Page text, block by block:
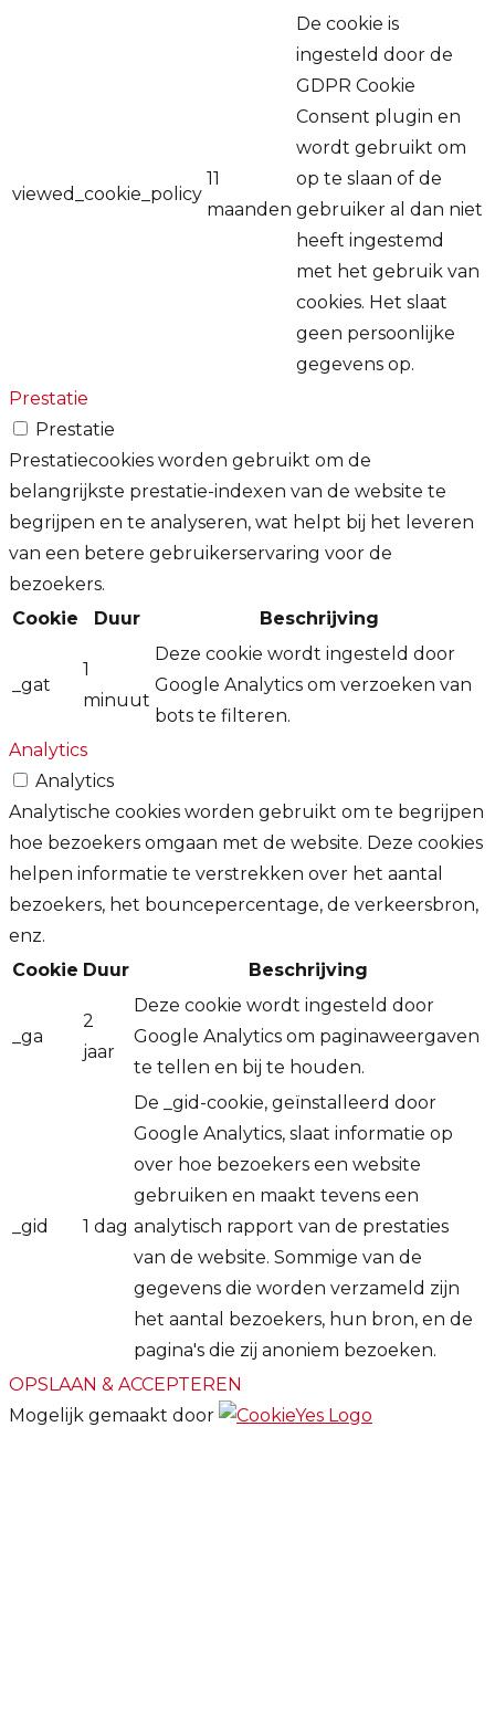
viewed_cookie_policy
11
maanden
De cookie is
ingesteld door de
GDPR Cookie
Consent plugin en
wordt gebruikt om
op te slaan of de
gebruiker al dan niet
heeft ingestemd
met het gebruik van
cookies. Het slaat
geen persoonlijke
gegevens op.
Prestatie
Prestatie
Prestatiecookies worden gebruikt om de
belangrijkste prestatie-indexen van de website te
begrijpen en te analyseren, wat helpt bij het leveren
van een betere gebruikerservaring voor de
bezoekers.
Cookie
Duur Beschrijving
_gat
1
minuut
Deze cookie wordt ingesteld door
Google Analytics om verzoeken van
bots te filteren.
Analytics
Analytics
Analytische cookies worden gebruikt om te begrijpen
hoe bezoekers omgaan met de website. Deze cookies
helpen informatie te verstrekken over het aantal
bezoekers, het bouncepercentage, de verkeersbron,
enz.
Cookie Duur Beschrijving
_ga
2
jaar
Deze cookie wordt ingesteld door
Google Analytics om paginaweergaven
te tellen en bij te houden.
_gid 1 dag
De _gid-cookie, geïnstalleerd door
Google Analytics, slaat informatie op
over hoe bezoekers een website
gebruiken en maakt tevens een
analytisch rapport van de prestaties
van de website. Sommige van de
gegevens die worden verzameld zijn
het aantal bezoekers, hun bron, en de
pagina's die zij anoniem bezoeken.
OPSLAAN & ACCEPTEREN
Mogelijk gemaakt door